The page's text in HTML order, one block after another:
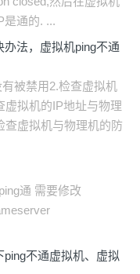
是通的. ...
办法，虚拟机ping不通
被禁用2.检查虚拟机
虚拟机的IP地址与物理
查虚拟机与物理机的防
通 需要修改
不通虚拟机、虚拟